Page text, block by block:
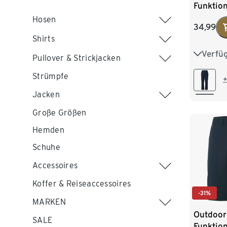
Hosen
Shirts
Pullover & Strickjacken
Strümpfe
Jacken
Große Größen
Hemden
Schuhe
Accessoires
Koffer & Reiseaccessoires
MARKEN
SALE
34,99
S 44/46
L 52/54
-31%